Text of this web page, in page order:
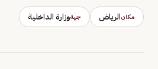
مكانالرياض جهةوزارة الداخلية